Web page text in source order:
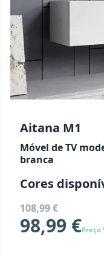
Aitana M1
Móvel de TV
branca
Cores
108,99 €
98,99 €Preço